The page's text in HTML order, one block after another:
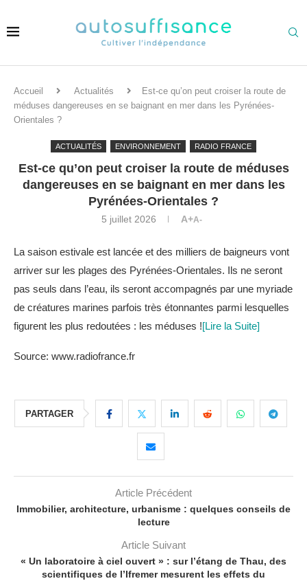
Accueil Actualités
Est-ce qu’on peut croiser la route de
méduses dangereuses en se baignant en mer dans les Pyrénées-
Orientales ?
ACTUALITÉS ENVIRONNEMENT RADIO FRANCE
Est-ce qu’on peut croiser la route de méduses
dangereuses en se baignant en mer dans les
Pyrénées-Orientales ?
5 juillet 2026 A+A-
La saison estivale est lancée et des milliers de baigneurs vont
arriver sur les plages des Pyrénées-Orientales. Ils ne seront
pas seuls dans l’eau, ils seront accompagnés par une myriade
de créatures marines parfois très étonnantes parmi lesquelles
figurent les plus redoutées : les méduses ![Lire la Suite]
Source: www.radiofrance.fr
PARTAGER
Article Précédent
Immobilier, architecture, urbanisme : quelques conseils de
lecture
Article Suivant
« Un laboratoire à ciel ouvert » : sur l’étang de Thau, des
scientifiques de l’Ifremer mesurent les effets du